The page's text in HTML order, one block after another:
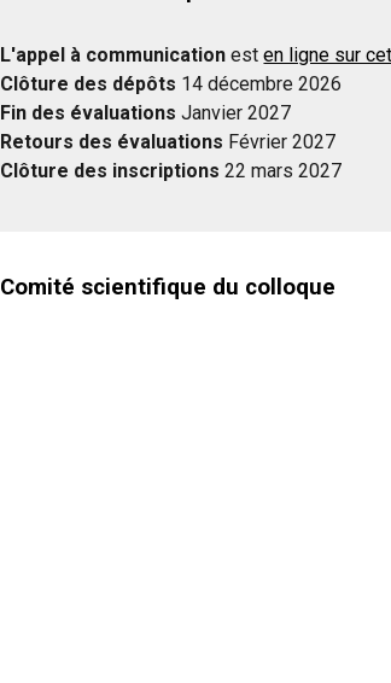
L'appel à communication esten ligne sur
Clôture des dépôts 14 décembre 2026
Fin des évaluationsJanvier 2027
Retours des évaluations Février 2027
Clôture des inscriptions 22 mars 2027
Comité scientifique du colloque